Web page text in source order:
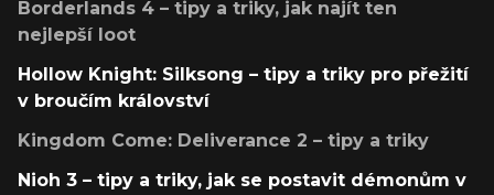
Borderlands 4 – tipy a triky, jak najít ten
nejlepší loot
Hollow Knight: Silksong – tipy a triky pro přežití
v broučím království
Kingdom Come: Deliverance 2 – tipy a triky
Nioh 3 – tipy a triky, jak se postavit démonům v